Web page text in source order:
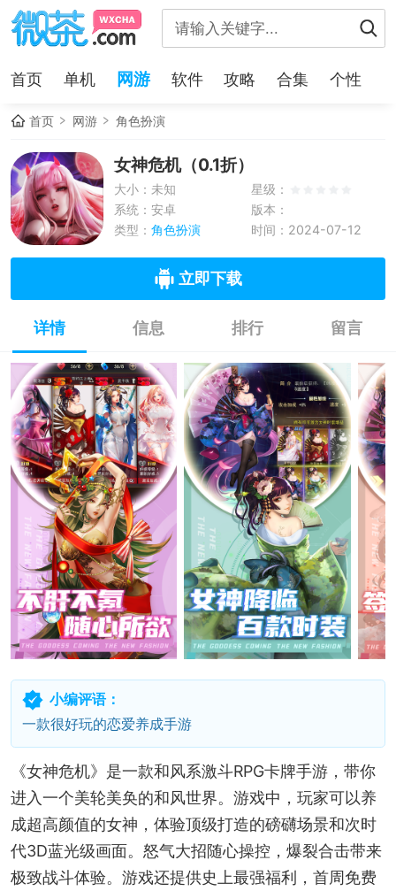
首页 单机 网游 软件 攻略 合集 个性
首页 网游 角色扮演
女神危机（0.1折）
大小：未知
星级：
系统：安卓
版本：
类型： 角色扮演 时间：2024-07-12
立即下载
详情 信息 排行 留言
小编评语：
一款很好玩的恋爱养成手游
《女神危机》是一款和风系激斗RPG卡牌手游，带你
进入一个美轮美奂的和风世界。游戏中，玩家可以养
成超高颜值的女神，体验顶级打造的磅礴场景和次时
代3D蓝光级画面。怒气大招随心操控，爆裂合击带来
极致战斗体验。游戏还提供史上最强福利，首周免费